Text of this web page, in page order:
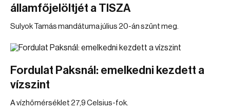
államfőjelöltjét a TISZA
Sulyok Tamás mandátuma július 20-án szűnt meg.
Fordulat Paksnál: emelkedni kezdett a
vízszint
A vízhőmérséklet 27,9 Celsius-fok.